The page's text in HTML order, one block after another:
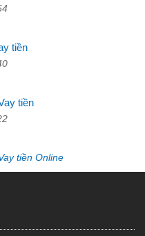
tiền
tiền
tiền Online